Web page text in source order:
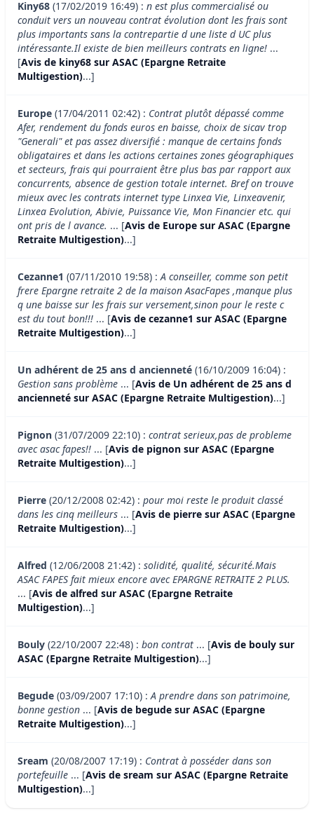
Kiny68 (17/02/2019 16:49) : n est plus commercialisé ou
conduit vers un nouveau contrat évolution dont les frais sont
plus importants sans la contrepartie d une liste d UC plus
intéressante.Il existe de bien meilleurs contrats en ligne! ...
[Avis de kiny68 sur ASAC (Epargne Retraite
Multigestion)...]
Europe (17/04/2011 02:42) : Contrat plutôt dépassé comme
Afer, rendement du fonds euros en baisse, choix de sicav trop
"Generali" et pas assez diversifié : manque de certains fonds
obligataires et dans les actions certaines zones géographiques
et secteurs, frais qui pourraient être plus bas par rapport aux
concurrents, absence de gestion totale internet. Bref on trouve
mieux avec les contrats internet type Linxea Vie, Linxeavenir,
Linxea Evolution, Abivie, Puissance Vie, Mon Financier etc. qui
ont pris de l avance. ... [Avis de Europe sur ASAC (Epargne
Retraite Multigestion)...]
Cezanne1 (07/11/2010 19:58) :A conseiller, comme son petit
frere Epargne retraite 2 de la maison AsacFapes ,manque plus
q une baisse sur les frais sur versement,sinon pour le reste c
est du tout bon!!! ... [Avis de cezanne1 sur ASAC (Epargne
Retraite Multigestion)...]
Un adhérent de 25 ans d ancienneté (16/10/2009 16:04) :
Gestion sans problème ... [Avis de Un adhérent de 25 ans d
ancienneté sur ASAC (Epargne Retraite Multigestion)...]
Pignon (31/07/2009 22:10) : contrat serieux,pas de probleme
avec asac fapes!! ... [Avis de pignon sur ASAC (Epargne
Retraite Multigestion)...]
Pierre (20/12/2008 02:42) : pour moi reste le produit classé
dans les cinq meilleurs ... [Avis de pierre sur ASAC (Epargne
Retraite Multigestion)...]
Alfred (12/06/2008 21:42) : solidité, qualité, sécurité.Mais
ASAC FAPES fait mieux encore avec EPARGNE RETRAITE 2 PLUS.
... [Avis de alfred sur ASAC (Epargne Retraite
Multigestion)...]
Bouly (22/10/2007 22:48) : bon contrat ... [Avis de bouly sur
ASAC (Epargne Retraite Multigestion)...]
Begude (03/09/2007 17:10) :A prendre dans son patrimoine,
bonne gestion ... [Avis de begude sur ASAC (Epargne
Retraite Multigestion)...]
Sream (20/08/2007 17:19) : Contrat à posséder dans son
portefeuille ... [Avis de sream sur ASAC (Epargne Retraite
Multigestion)...]